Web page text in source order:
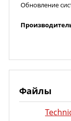
Обновление
Файлы